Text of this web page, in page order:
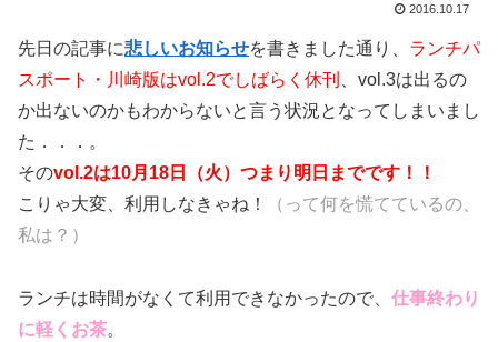
2016.10.17
先日の記事に悲しいお知らせを書きました通り、 ランチパ
スポート・川崎版はvol.2でしばらく休刊
、vol.3は出るの
か出ないのかもわからないと言う状況となってしまいまし
た．．．。
そのvol.2は10月18日（火）つまり明日までです！！
こりゃ大変、利用しなきゃね！
（って何を慌てているの、
私は？）
ランチは時間がなくて利用できなかったので、 仕事終わり
に軽くお茶。